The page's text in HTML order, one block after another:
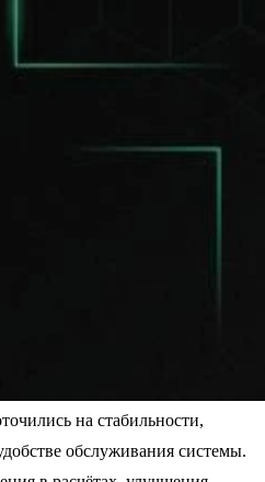
на стабильности,
обслуживания системы.